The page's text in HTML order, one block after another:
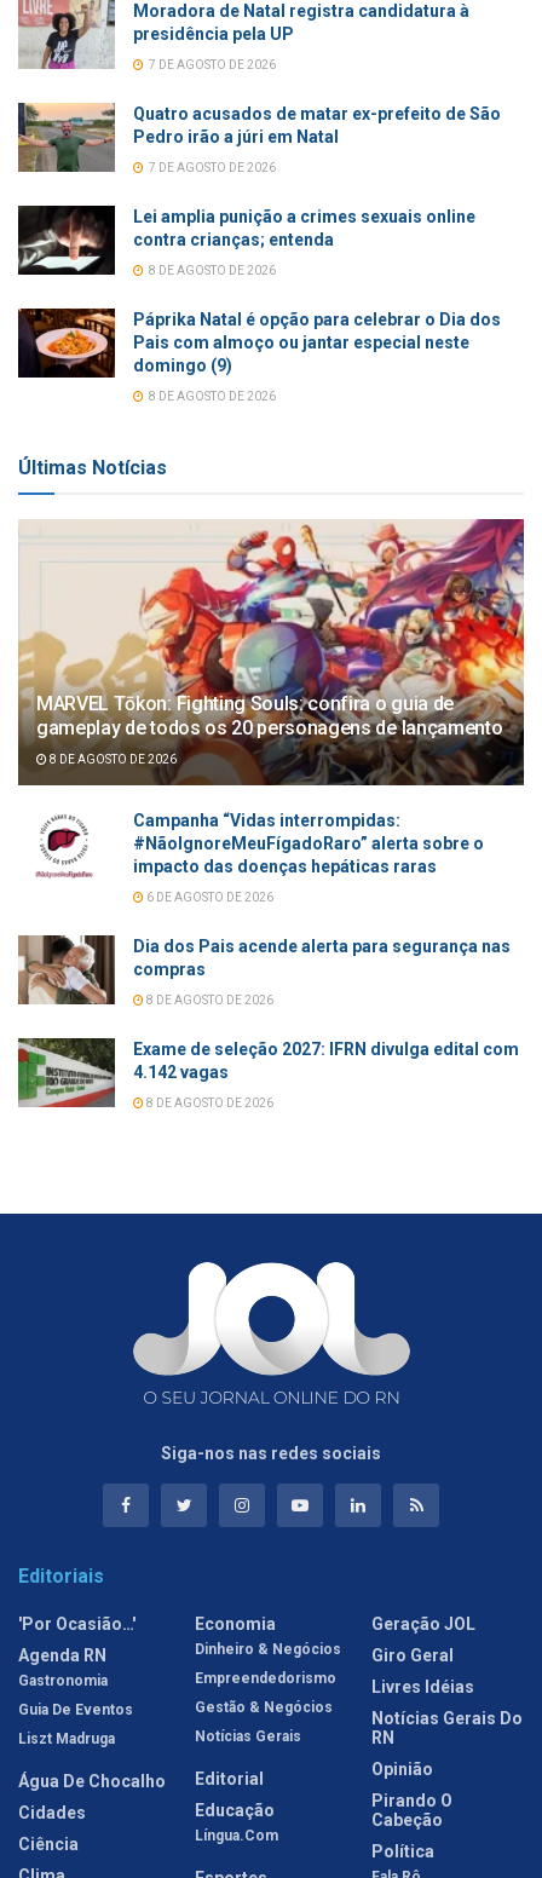
Moradora de Natal registra candidatura à
presidência pela UP
7 DE AGOSTO DE 2026
Quatro acusados de matar ex-prefeito de São
Pedro irão a júri em Natal
7 DE AGOSTO DE 2026
Lei amplia punição a crimes sexuais online
contra crianças; entenda
8 DE AGOSTO DE 2026
Páprika Natal é opção para celebrar o Dia dos
Pais com almoço ou jantar especial neste
domingo (9)
8 DE AGOSTO DE 2026
Últimas Notícias
MARVEL Tōkon: Fighting Souls: confira o guia de
gameplay de todos os 20 personagens de lançamento
8 DE AGOSTO DE 2026
Campanha “Vidas interrompidas:
#NãoIgnoreMeuFígadoRaro” alerta sobre o
impacto das doenças hepáticas raras
6 DE AGOSTO DE 2026
Dia dos Pais acende alerta para segurança nas
compras
8 DE AGOSTO DE 2026
Exame de seleção 2027: IFRN divulga edital com
4.142 vagas
8 DE AGOSTO DE 2026
Siga-nos nas redes sociais
Editoriais
'Por Ocasião…'
Agenda RN
Gastronomia
Guia De Eventos
Liszt Madruga
Água De Chocalho
Cidades
Ciência
Economia
Dinheiro & Negócios
Empreendedorismo
Gestão & Negócios
Notícias Gerais
Editorial
Educação
Língua.com
Geração JOL
Giro Geral
Livres Idéias
Notícias Gerais Do
RN
Opinião
Pirando O
Cabeção
Política